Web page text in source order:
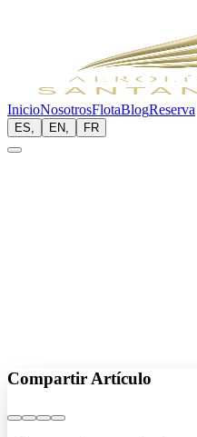
InicioNosotrosFlotaBlogReserva
ES, EN, FR
Compartir Artículo